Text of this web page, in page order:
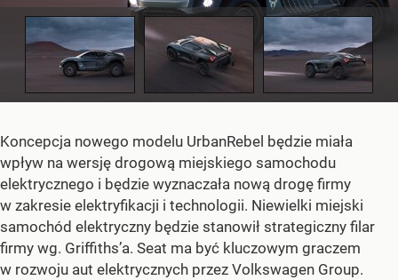
Koncepcja nowego modelu UrbanRebel będzie miała
wpływ na wersję drogową miejskiego samochodu
elektrycznego i będzie wyznaczała nową drogę firmy
w zakresie elektryfikacji i technologii. Niewielki miejski
samochód elektryczny będzie stanowił strategiczny filar
firmy wg. Griffiths’a. Seat ma być kluczowym graczem
w rozwoju aut elektrycznych przez Volkswagen Group.